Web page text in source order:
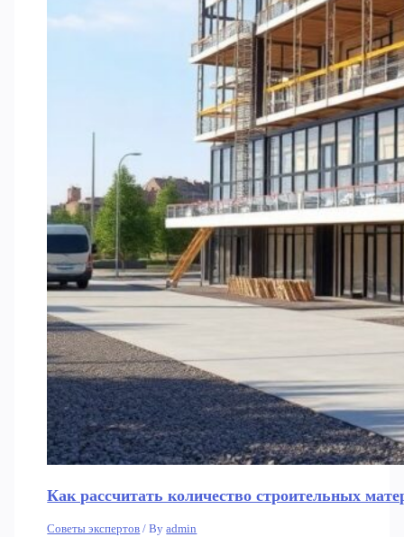
Как рассчитать количество строительных
Советы экспертов / Byadmin